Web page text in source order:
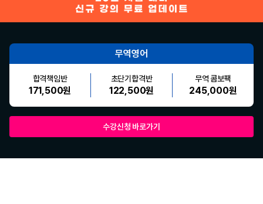
무역영어
합격책임반
171,500원
초단기합격반
122,500원
무역 콤보팩
245,000원
수강신청 바로가기